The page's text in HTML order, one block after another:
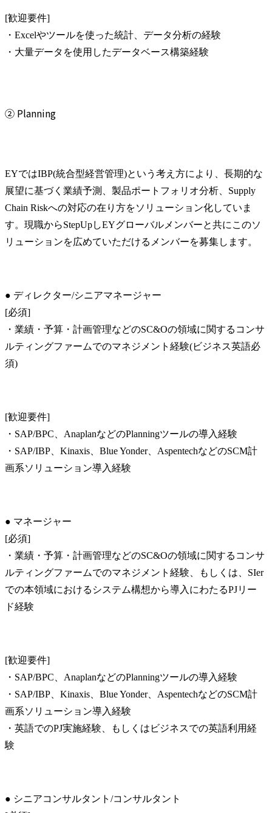
[歓迎要件]
・Excelやツールを使った統計、データ分析の経験
・大量データを使用したデータベース構築経験
② Planning
EYではIBP(統合型経営管理)という考え方により、長期的な
展望に基づく業績予測、製品ポートフォリオ分析、Supply
Chain Riskへの対応の在り方をソリューション化していま
す。現職からStepUpしEYグローバルメンバーと共にこのソ
リューションを広めていただけるメンバーを募集します。
● ディレクター/シニアマネージャー
[必須]
・業績・予算・計画管理などのSC&Oの領域に関するコンサ
ルティングファームでのマネジメント経験(ビジネス英語必
須)
[歓迎要件]
・SAP/BPC、AnaplanなどのPlanningツールの導入経験
・SAP/IBP、Kinaxis、Blue Yonder、AspentechなどのSCM計
画系ソリューション導入経験
● マネージャー
[必須]
・業績・予算・計画管理などのSC&Oの領域に関するコンサ
ルティングファームでのマネジメント経験、もしくは、SIer
での本領域におけるシステム構想から導入にわたるPJリー
ド経験
[歓迎要件]
・SAP/BPC、AnaplanなどのPlanningツールの導入経験
・SAP/IBP、Kinaxis、Blue Yonder、AspentechなどのSCM計
画系ソリューション導入経験
・英語でのPJ実施経験、もしくはビジネスでの英語利用経
験
● シニアコンサルタント/コンサルタント